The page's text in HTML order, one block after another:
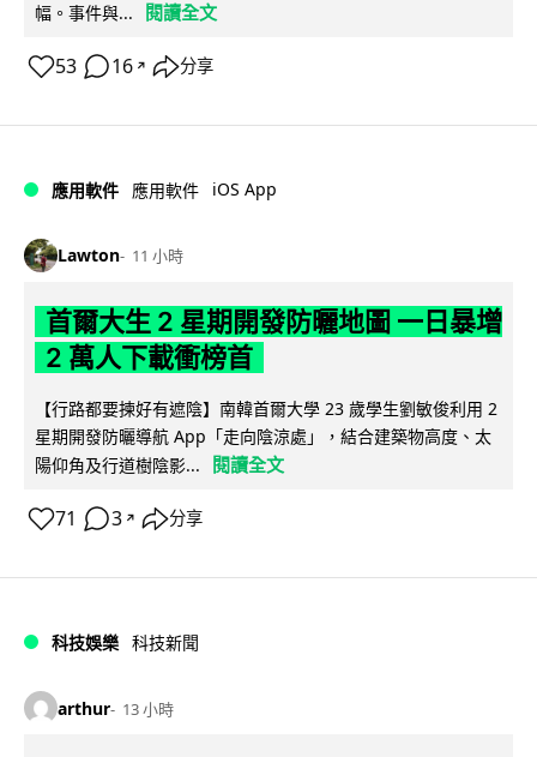
幅。事件與...
閱讀全文
53 16 ↗ 分享
應用軟件 應用軟件 iOS App
Lawton 11 小時
首爾大生 2 星期開發防曬地圖 一日暴增
2 萬人下載衝榜首
【行路都要揀好有遮陰】南韓首爾大學 23 歲學生劉敏俊利用 2
星期開發防曬導航 App「走向陰涼處」，結合建築物高度、太
陽仰角及行道樹陰影...
閱讀全文
71 3 ↗ 分享
科技娛樂 科技新聞
arthur 13 小時